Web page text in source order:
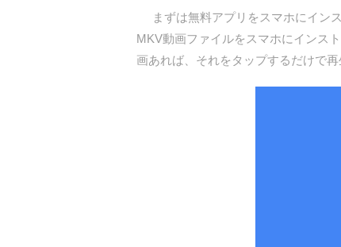
まずは無料アプリをスマホにイン
MKV動画ファイルをスマホにインス
画あれば、それをタップするだけで再